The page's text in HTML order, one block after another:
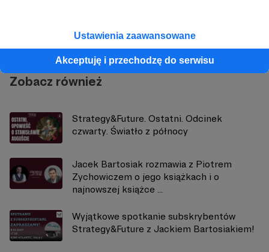
Ustawienia zaawansowane
Akceptuję i przechodzę do serwisu
Zobacz również
Strategy&Future. Ostatni. Odcinek
czwarty. Światło z północy
Jacek Bartosiak rozmawia z Piotrem
Zychowiczem o jego książkach i o
najnowszej książce ...
Wyjątkowe spotkanie subskrybentów
Strategy&Future z Jackiem Bartosiakiem!